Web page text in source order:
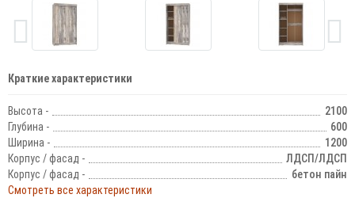
Краткие характеристики
Высота -
2100
Глубина -
600
Ширина -
1200
Корпус / фасад -
ЛДСП/ЛДСП
Корпус / фасад -
бетон пайн
Смотреть все характеристики